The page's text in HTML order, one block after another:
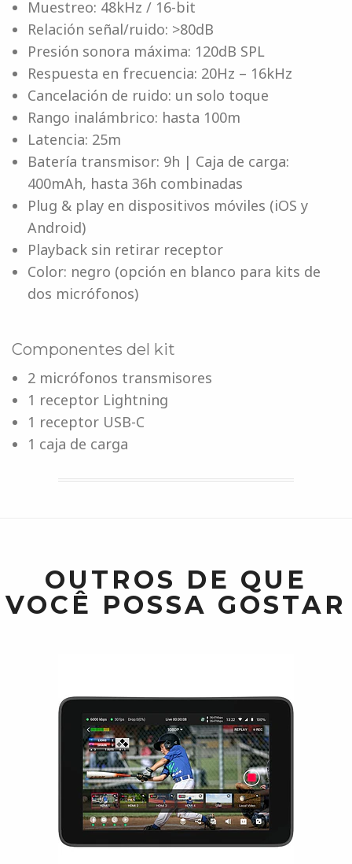
Muestreo: 48kHz / 16-bit
Relación señal/ruido: >80dB
Presión sonora máxima: 120dB SPL
Respuesta en frecuencia: 20Hz – 16kHz
Cancelación de ruido: un solo toque
Rango inalámbrico: hasta 100m
Latencia: 25m
Batería transmisor: 9h | Caja de carga:
400mAh, hasta 36h combinadas
Plug & play en dispositivos móviles (iOS y
Android)
Playback sin retirar receptor
Color: negro (opción en blanco para kits de
dos micrófonos)
Componentes del kit
2 micrófonos transmisores
1 receptor Lightning
1 receptor USB-C
1 caja de carga
OUTROS DE QUE
VOCÊ POSSA GOSTAR